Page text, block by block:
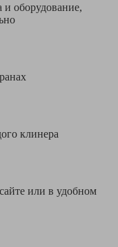
и оборудование,
клинера
или в удобном